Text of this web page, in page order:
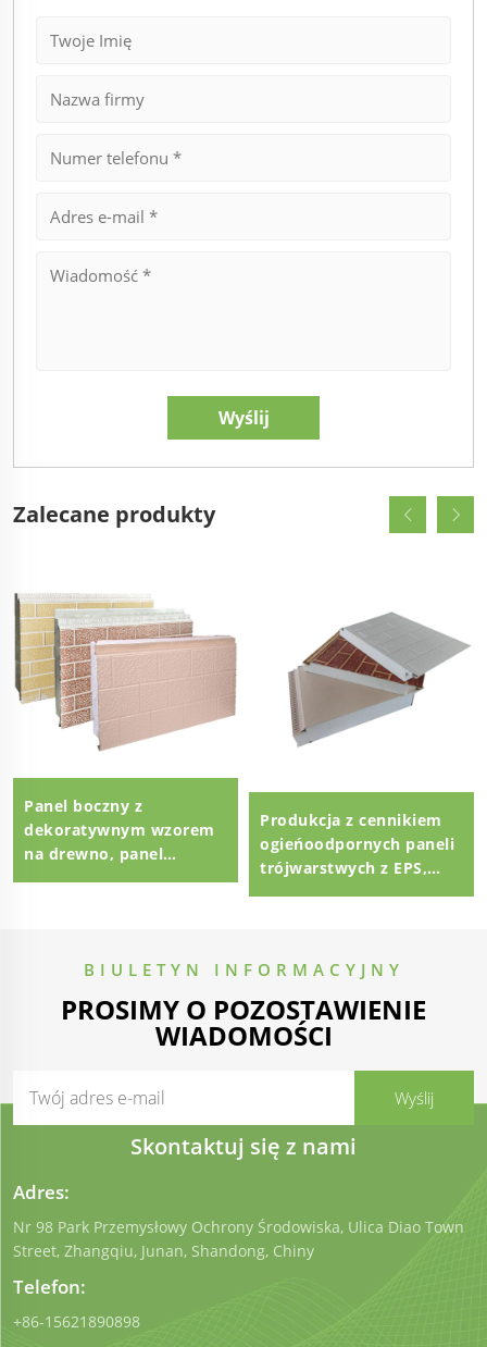
Zalecane produkty
Panel boczny z
dekoratywnym wzorem
na drewno, panel
Produkcja z cennikiem
ogieńoodpornych paneli
trójwarstwych z EPS,
panel sandwich o
Sandwich
BIULETYN INFORMACYJNY
PROSIMY O POZOSTAWIENIE
WIADOMOŚCI
Skontaktuj się z nami
Adres:
Nr 98 Park Przemysłowy Ochrony Środowiska, Ulica Diao Town
Street, Zhangqiu, Junan, Shandong, Chiny
Telefon:
+86-15621890898